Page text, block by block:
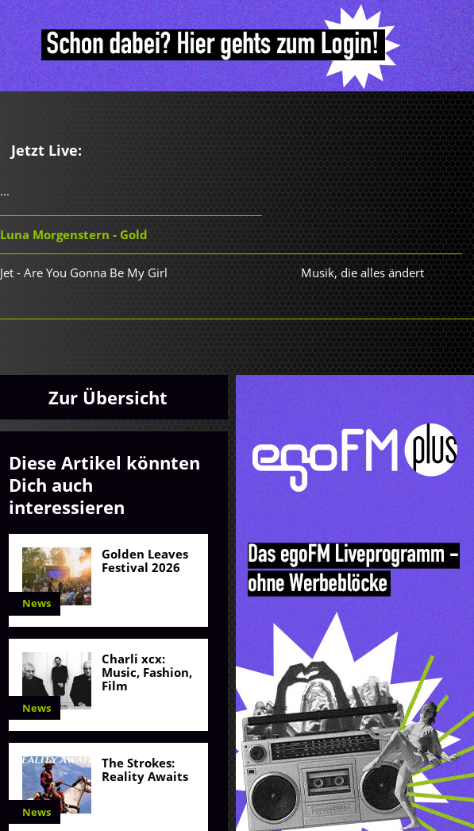
Jetzt Live:
...
Luna Morgenstern - Gold
Jet - Are You Gonna Be My Girl Musik, die alles ändert
Zur Übersicht
Diese Artikel könnten
Dich auch
interessieren
News
Golden Leaves
Festival 2026
News
Charli xcx:
Music, Fashion,
Film
News
The Strokes:
Reality Awaits